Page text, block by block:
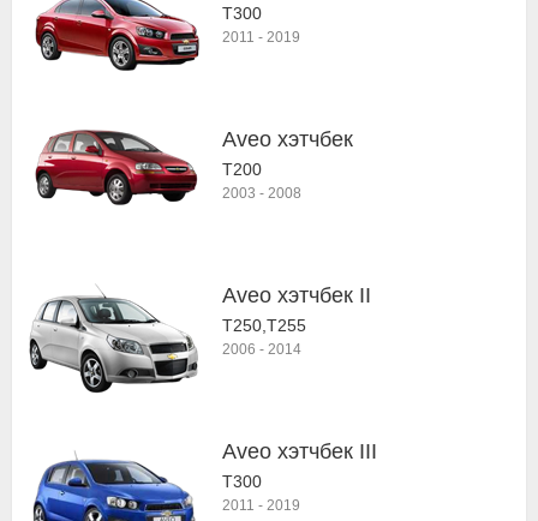
T300
2011 - 2019
Aveo хэтчбек
T200
2003 - 2008
Aveo хэтчбек II
T250,T255
2006 - 2014
Aveo хэтчбек III
T300
2011 - 2019